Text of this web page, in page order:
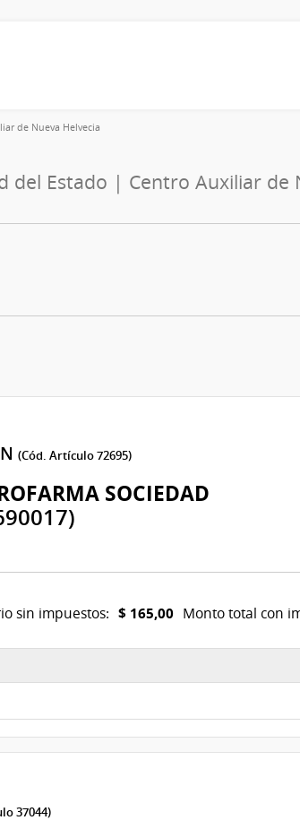
de Nueva Helvecia
del Estado | Centro Auxiliar de
(Cód. Artículo 72695)
SOCIEDAD
sin impuestos: $ 165,00 Monto total con
37044)